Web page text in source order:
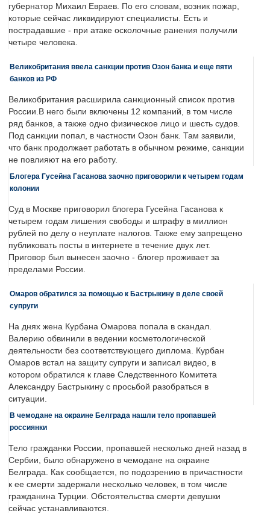
губернатор Михаил Евраев. По его словам, возник пожар,
которые сейчас ликвидируют специалисты. Есть и
пострадавшие - при атаке осколочные ранения получили
четыре человека.
Великобритания ввела санкции против Озон банка и еще пяти
банков из РФ
Великобритания расширила санкционный список против
России.В него были включены 12 компаний, в том числе
ряд банков, а также одно физическое лицо и шесть судов.
Под санкции попал, в частности Озон банк. Там заявили,
что банк продолжает работать в обычном режиме, санкции
не повлияют на его работу.
Блогера Гусейна Гасанова заочно приговорили к четырем годам
колонии
Суд в Москве приговорил блогера Гусейна Гасанова к
четырем годам лишения свободы и штрафу в миллион
рублей по делу о неуплате налогов. Также ему запрещено
публиковать посты в интернете в течение двух лет.
Приговор был вынесен заочно - блогер проживает за
пределами России.
Омаров обратился за помощью к Бастрыкину в деле своей
супруги
На днях жена Курбана Омарова попала в скандал.
Валерию обвинили в ведении косметологической
деятельности без соответствующего диплома. Курбан
Омаров встал на защиту супруги и записал видео, в
котором обратился к главе Следственного Комитета
Александру Бастрыкину с просьбой разобраться в
ситуации.
В чемодане на окраине Белграда нашли тело пропавшей
россиянки
Тело гражданки России, пропавшей несколько дней назад в
Сербии, было обнаружено в чемодане на окраине
Белграда. Как сообщается, по подозрению в причастности
к ее смерти задержали несколько человек, в том числе
гражданина Турции. Обстоятельства смерти девушки
сейчас устанавливаются.